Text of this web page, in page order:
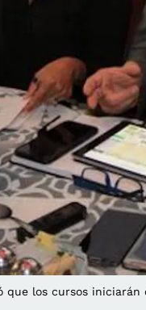
que los cursos